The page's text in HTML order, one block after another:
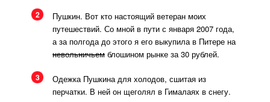
Пушкин. Вот кто настоящий ветеран моих
путешествий. Со мной в пути с января 2007 года,
а за полгода до этого я его выкупила в Питере на
невольничьем блошином рынке за 30 рублей.
2
Одежка Пушкина для холодов, сшитая из
перчатки. В ней он щеголял в Гималаях в снегу.
3